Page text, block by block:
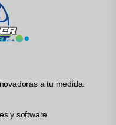
a tu medida.
y software